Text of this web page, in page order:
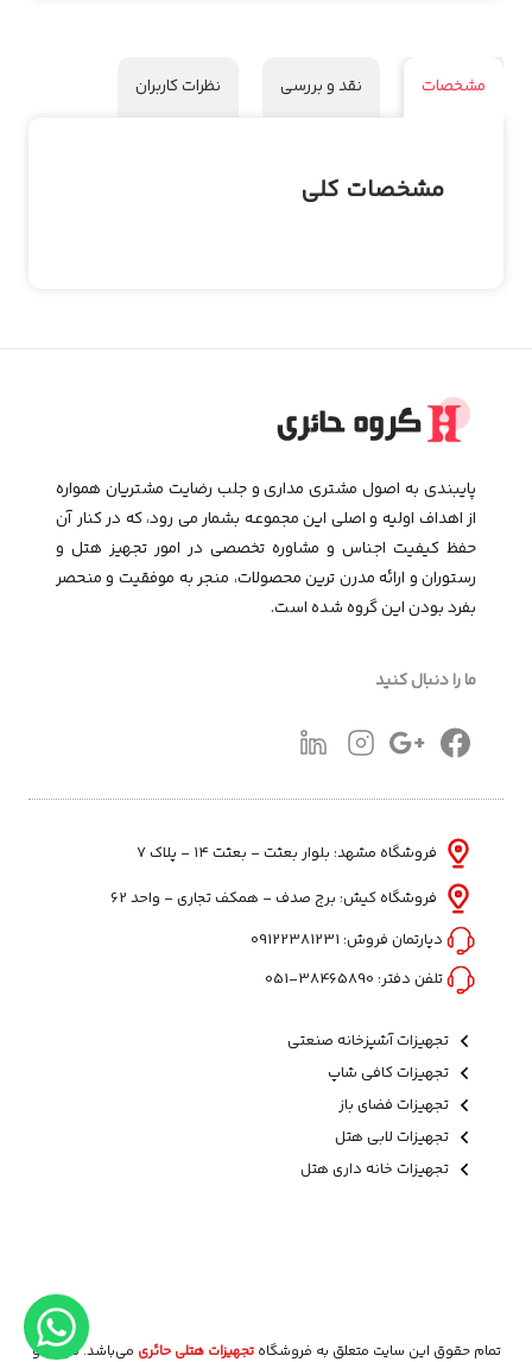
مشخصات نقد و بررسی نظرات کاربران
مشخصات کلی
پایبندی به اصول مشتری مداری و جلب رضایت مشتریان همواره
از اهداف اولیه و اصلی این مجموعـه بشمار می رود، که در کنار آن
حفظ کیفیت اجناس و مشاوره تخصصی در امور تجهیز هتل و
رستوران و ارائه مدرن ترین محصولات، منجر به موفقیت و منحصر
بفرد بودن این گروه شده است.
ما را دنبال کنید
فروشگاه مشهد: بلوار بعثت - بعثت ۱۴ - پلاک ۷
فروشگاه کیش: برج صدف - همکف تجاری - واحد 62
دپارتمان فروش: 09122381231
تلفن دفتر: 38465890-051
تجهیزات آشپزخانه صنعتی
تجهیزات کافی شاپ
تجهیزات فضای باز
تجهیزات لابی هتل
تجهیزات خانه داری هتل
تمام حقوق این سایت متعلق به فروشگاهتجهیزات هتلی حائری می‌باشد. طراحی و